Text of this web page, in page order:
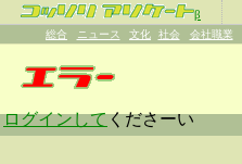
β
総合 ニュース 文化 社会 会社職業
ログインしてくださーい